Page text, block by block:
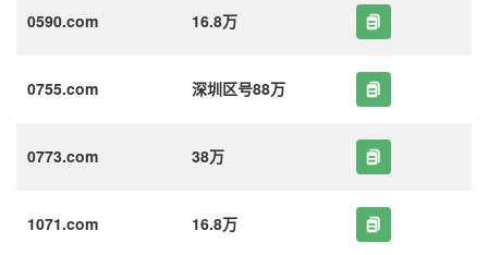
0590.com 16.8万
0755.com 深圳区号88万
0773.com 38万
1071.com 16.8万